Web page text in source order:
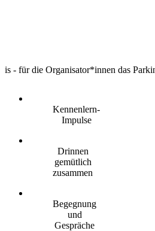
- für die Organisator*innen das
Kennenlern-
Impulse
Drinnen
gemütlich
zusammen
Begegnung
und
Gespräche